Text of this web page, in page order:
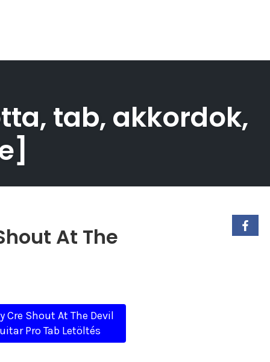
tab, akkordok,
At The
Cre Shout At The Devil
Pro Tab Letöltés